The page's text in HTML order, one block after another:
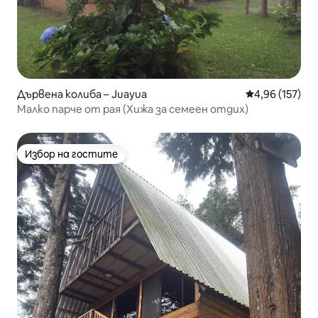
Дървена колиба – Juayua Средна
4,96 (157)
Малко парче от рая (Хижа за семеен отдих)
Избор на гостите
Избор на гостите